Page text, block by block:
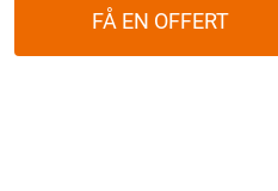
FÅ EN OFFERT